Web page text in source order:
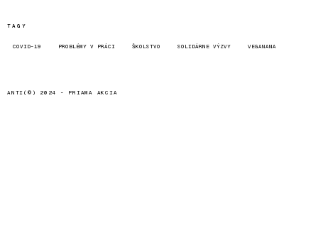
TAGY
COVID-19 PROBLÉMY V PRÁCI ŠKOLSTVO SOLIDÁRNE VÝZVY VEGANANA
ANTI(©) 2024 - PRIAMA AKCIA